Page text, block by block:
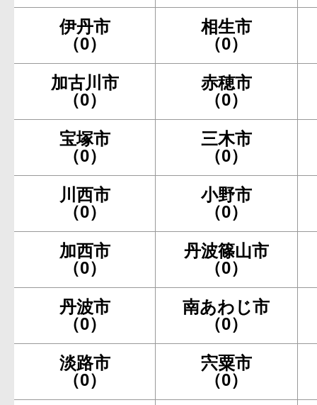
伊丹市
（0）
相生市
（0）
加古川市
（0）
赤穂市
（0）
宝塚市
（0）
三木市
（0）
川西市
（0）
小野市
（0）
加西市
（0）
丹波篠山市
（0）
丹波市
（0）
南あわじ市
（0）
淡路市
（0）
宍粟市
（0）